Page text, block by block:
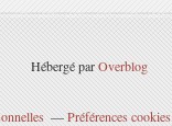
Hébergé parOverblog
Préférences cookies